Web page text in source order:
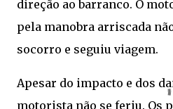
direção ao barranco. O
pela manobra arriscada
socorro e seguiu viagem.
Apesar do impacto e dos
motorista não se feriu. Os